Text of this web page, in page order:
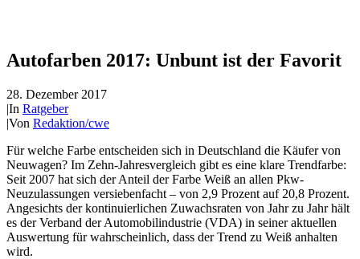
Autofarben 2017: Unbunt ist der Favorit
28. Dezember 2017
|In Ratgeber
|Von Redaktion/cwe
Für welche Farbe entscheiden sich in Deutschland die Käufer von
Neuwagen? Im Zehn-Jahresvergleich gibt es eine klare Trendfarbe:
Seit 2007 hat sich der Anteil der Farbe Weiß an allen Pkw-
Neuzulassungen versiebenfacht – von 2,9 Prozent auf 20,8 Prozent.
Angesichts der kontinuierlichen Zuwachsraten von Jahr zu Jahr hält
es der Verband der Automobilindustrie (VDA) in seiner aktuellen
Auswertung für wahrscheinlich, dass der Trend zu Weiß anhalten
wird.